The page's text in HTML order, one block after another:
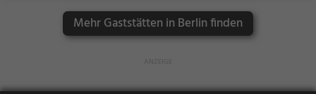
ch, Mittagessen, Euro
päisch, Vegetarisch,
Mediterran
Mehr Gaststätten in Berlin finden